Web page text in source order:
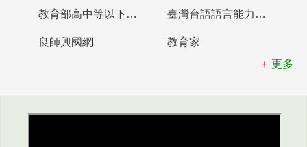
教育部高中等以下學校及幼兒園教師資格檢定考試 臺灣台語語言能力認證網站
良師興國網
教育家
更多